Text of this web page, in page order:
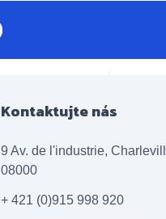
Kontaktujte nás
9 Av. de l'industrie,
08000
+ 421 (0)915 998 920